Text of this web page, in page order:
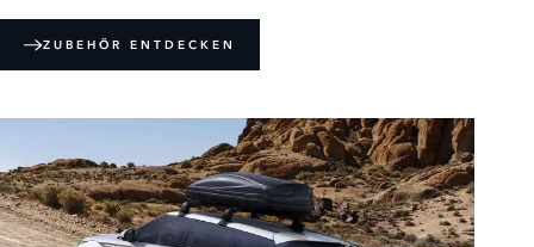
ZUBEHÖR ENTDECKEN